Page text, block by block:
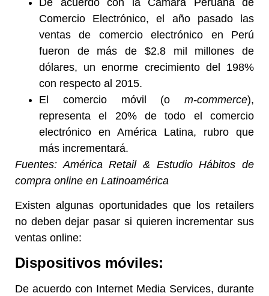
Comercio Electrónico, el año pasado las
ventas de comercio electrónico en Perú
fueron de más de $2.8 mil millones de
dólares, un enorme crecimiento del 198%
con respecto al 2015.
El comercio móvil (o m-commerce),
representa el 20% de todo el comercio
electrónico en América Latina, rubro que
más incrementará.
Fuentes: América Retail & Estudio Hábitos de
compra online en Latinoamérica
Existen algunas oportunidades que los retailers
no deben dejar pasar si quieren incrementar sus
ventas online:
Dispositivos móviles:
De acuerdo con Internet Media Services, durante